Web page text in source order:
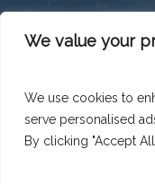
We value your
We use cookies to
serve personalised
By clicking "Accept
Mediterranean Sea
total
The contents of
Legacoop
be regarded as